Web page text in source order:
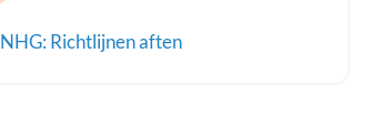
NHG: Richtlijnen aften